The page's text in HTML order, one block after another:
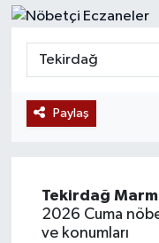
Paylaş
Tekirdağ
2026 Cuma
ve konumları
Alaplı
Asayiş
Karabük
Tüm Manşetler
Son Dakika